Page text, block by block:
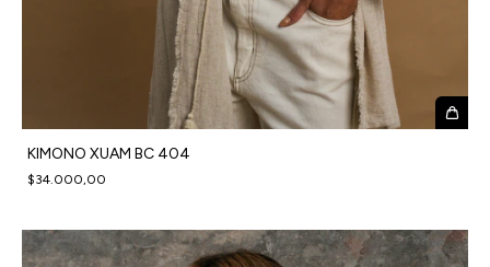
KIMONO XUAM BC 404
$34.000,00